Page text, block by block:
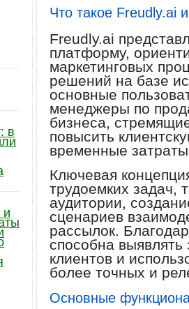
Что такое Freudly.ai
Freudly.ai
платформу,
маркетинговых
решений на базе
основные
менеджеры по
бизнеса,
повысить
временные
Ключевая
трудоемких задач,
аудитории,
сценариев
рассылок.
способна
клиентов и
более точных и
Основные
в
и